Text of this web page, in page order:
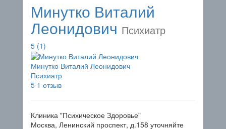
Минутко Виталий
Леонидович Психиатр
5 (1)
Минутко Виталий Леонидович
Психиатр
5 1 отзыв
Клиника "Психическое Здоровье"
Москва, Ленинский проспект, д.158 уточняйте